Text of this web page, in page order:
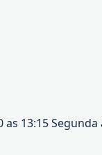
13:15 Segunda